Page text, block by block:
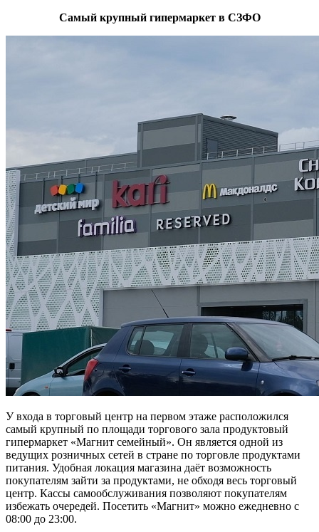
Самый крупный гипермаркет в СЗФО
У входа в торговый центр на первом этаже расположился
самый крупный по площади торгового зала продуктовый
гипермаркет «Магнит семейный». Он является одной из
ведущих розничных сетей в стране по торговле продуктами
питания. Удобная локация магазина даёт возможность
покупателям зайти за продуктами, не обходя весь торговый
центр. Кассы самообслуживания позволяют покупателям
избежать очередей. Посетить «Магнит» можно ежедневно с
08:00 до 23:00.